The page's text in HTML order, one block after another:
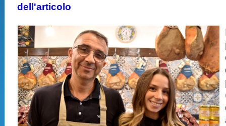
dell'articolo